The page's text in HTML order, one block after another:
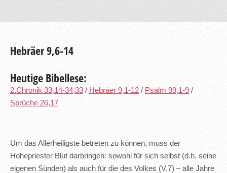
Hebräer 9,6-14
Heutige Bibellese:
2.Chronik 33,14-34,33 / Hebräer 9,1-12 / Psalm 99,1-9 /
Sprüche 26,17
Um das Allerheiligste betreten zu können, muss der
Hohepriester Blut darbringen: sowohl für sich selbst (d.h. seine
eigenen Sünden) als auch für die des Volkes (V.7) – alle Jahre